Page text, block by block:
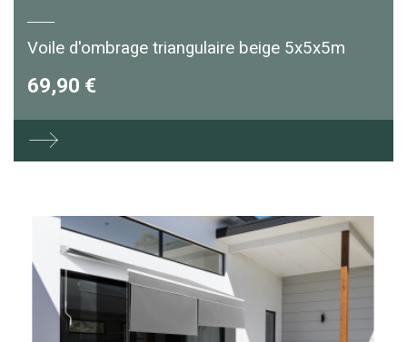
Voile d'ombrage triangulaire beige 5x5x5m
69,90 €